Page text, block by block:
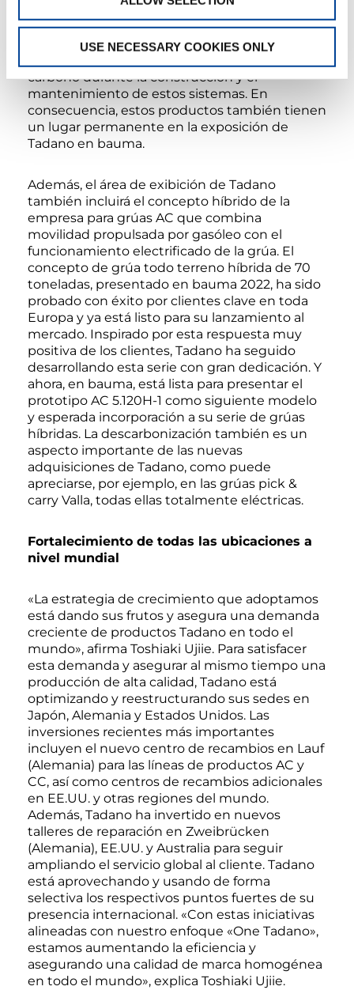
USE NECESSARY COOKIES ONLY
para interiores y zonas exteriores sensibles, y
las grúas para aerogeneradores offshore. Estos
carbono durante la construcción y el
mantenimiento de estos sistemas. En
consecuencia, estos productos también tienen
un lugar permanente en la exposición de
Tadano en bauma.
Además, el área de exibición de Tadano
también incluirá el concepto híbrido de la
empresa para grúas AC que combina
movilidad propulsada por gasóleo con el
funcionamiento electrificado de la grúa. El
concepto de grúa todo terreno híbrida de 70
toneladas, presentado en bauma 2022, ha sido
probado con éxito por clientes clave en toda
Europa y ya está listo para su lanzamiento al
mercado. Inspirado por esta respuesta muy
positiva de los clientes, Tadano ha seguido
desarrollando esta serie con gran dedicación. Y
ahora, en bauma, está lista para presentar el
prototipo AC 5.120H-1 como siguiente modelo
y esperada incorporación a su serie de grúas
híbridas. La descarbonización también es un
aspecto importante de las nuevas
adquisiciones de Tadano, como puede
apreciarse, por ejemplo, en las grúas pick &
carry Valla, todas ellas totalmente eléctricas.
Fortalecimiento de todas las ubicaciones a
nivel mundial
«La estrategia de crecimiento que adoptamos
está dando sus frutos y asegura una demanda
creciente de productos Tadano en todo el
mundo», afirma Toshiaki Ujiie. Para satisfacer
esta demanda y asegurar al mismo tiempo una
producción de alta calidad, Tadano está
optimizando y reestructurando sus sedes en
Japón, Alemania y Estados Unidos. Las
inversiones recientes más importantes
incluyen el nuevo centro de recambios en Lauf
(Alemania) para las líneas de productos AC y
CC, así como centros de recambios adicionales
en EE.UU. y otras regiones del mundo.
Además, Tadano ha invertido en nuevos
talleres de reparación en Zweibrücken
(Alemania), EE.UU. y Australia para seguir
ampliando el servicio global al cliente. Tadano
está aprovechando y usando de forma
selectiva los respectivos puntos fuertes de su
presencia internacional. «Con estas iniciativas
alineadas con nuestro enfoque «One Tadano»,
estamos aumentando la eficiencia y
asegurando una calidad de marca homogénea
en todo el mundo», explica Toshiaki Ujiie.